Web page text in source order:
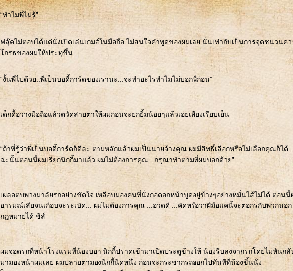
“ทำไมพี่ไม่รู้”
ฟลุ๊คไม่ตอบได้แต่นั่งเปิดเล่นเกมส์ในมือถือ ไม่สนใจคำพูดของผมเลย นั่นเท่ากับเป็นการจุดชนวนคว
กรธของผมให้ประทุขึ้น
“งั้นพี่ไปด้วย..พี่เป็นบอดี้การ์ดของเรานะ...จะทำอะไรทำไมไม่บอกพี่ก่อน”
เด็กดื้อวางมือถือแล้วตวัดสายตาให้ผมก่อนจะยกยิ้มน้อยๆแล้วเอ่ยเสียงเรียบเย็น
“ถ้าพี่รู้ว่าพี่เป็นบอดี้การ์ดก็ดีละ ตามหลักแล้วผมเป็นนายจ้างคุณ ผมมีสิทธิ์เลือกหรือไม่เลือกคุณก็ได้
ฉะนั้นตอนนี้ผมเรียกนิกกี้มาแล้ว ผมไม่ต้องการคุณ...กรุณาทำตามที่ผมบอกด้วย”
เผลอตบพวงมาลัยรถอย่างขัดใจ เหลือบมองคนที่นั่งกอดอกหน้าบูดอยู่ข้างๆอย่างหมั่นไส้ไม่ได้ ตอนนี้
อารมณ์เสียจนเกือบจะระเบิด... ผมไม่ต้องการคุณ ...อวดดี ...คิดหรือว่าฝีมือแค่นี้จะต่อกรกับพวกนอก
กฎหมายได้ ชิส์
ผมจอดรถที่หน้าโรงแรมที่น้องบอก นิกกี้ปราดเข้ามาเปิดประตูข้างให้ น้องรีบลงจากรถโดยไม่หันกลั
มามองหน้าผมเลย ผมปลายตามองนิกกี้นิดหนึ่ง ก่อนจะกระชากรถออกไปทันทีที่น้องขึ้นนั่ง